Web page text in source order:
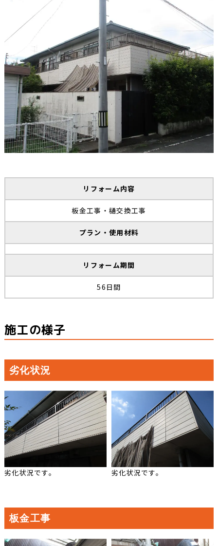
リフォーム内容
板金工事・樋交換工事
プラン・使用材料
リフォーム期間
56日間
施工の様子
劣化状況
劣化状況です。 劣化状況です。
板金工事